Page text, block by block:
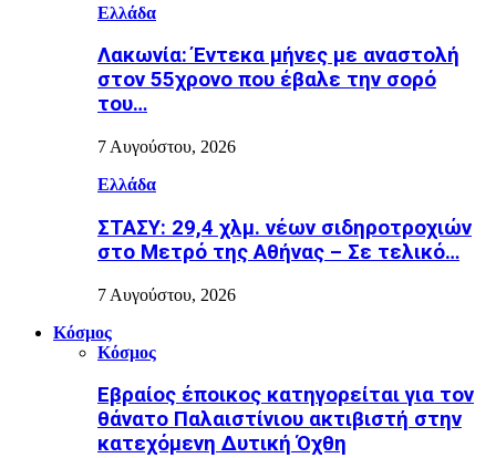
Ελλάδα
Λακωνία: Έντεκα μήνες με αναστολή
στον 55χρονο που έβαλε την σορό
του…
7 Αυγούστου, 2026
Ελλάδα
ΣΤΑΣΥ: 29,4 χλμ. νέων σιδηροτροχιών
στο Μετρό της Αθήνας – Σε τελικό…
7 Αυγούστου, 2026
Κόσμος
Κόσμος
Εβραίος έποικος κατηγορείται για τον
θάνατο Παλαιστίνιου ακτιβιστή στην
κατεχόμενη Δυτική Όχθη